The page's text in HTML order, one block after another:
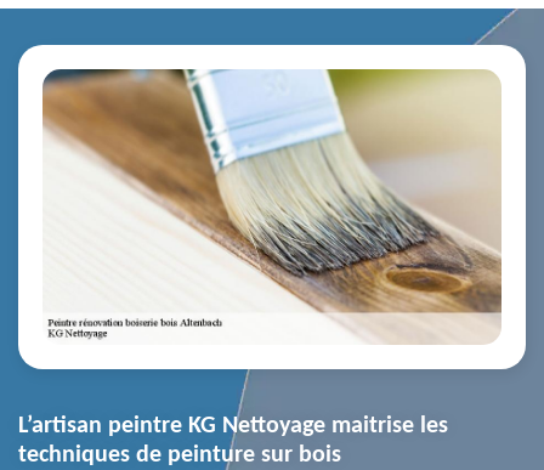
L’artisan peintre KG Nettoyage maitrise les
techniques de peinture sur bois